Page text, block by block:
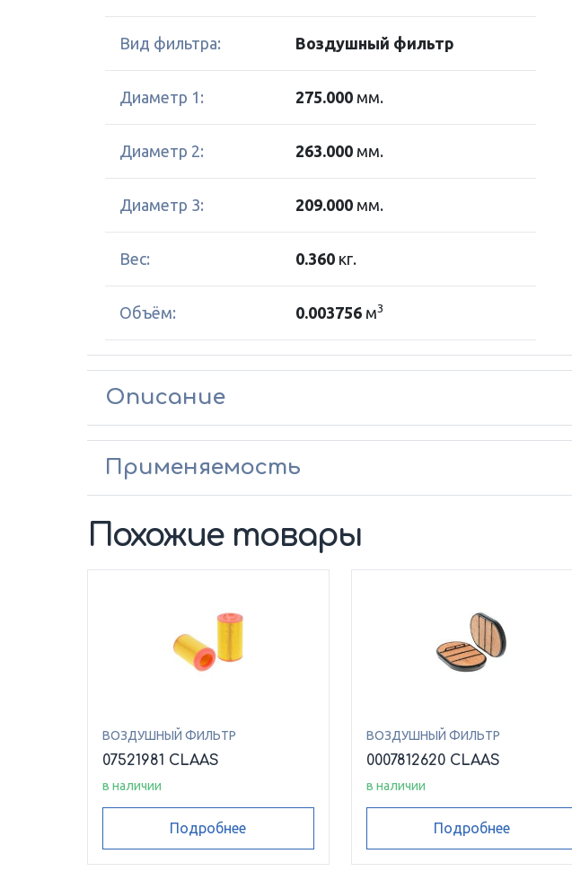
Вид фильтра: Воздушный фильтр
Диаметр 1: 275.000 мм.
Диаметр 2: 263.000 мм.
Диаметр 3: 209.000 мм.
Вес: 0.360 кг.
Объём: 0.003756 м3
Описание
Применяемость
Похожие товары
ВОЗДУШНЫЙ ФИЛЬТР
07521981 CLAAS
в наличии
Подробнее
ВОЗДУШНЫЙ ФИЛЬТР
0007812620 CLAAS
в наличии
Подробнее